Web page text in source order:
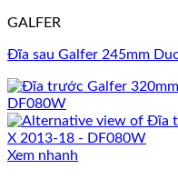
GALFER
Đĩa sau Galfer 245mm
Xem nhanh